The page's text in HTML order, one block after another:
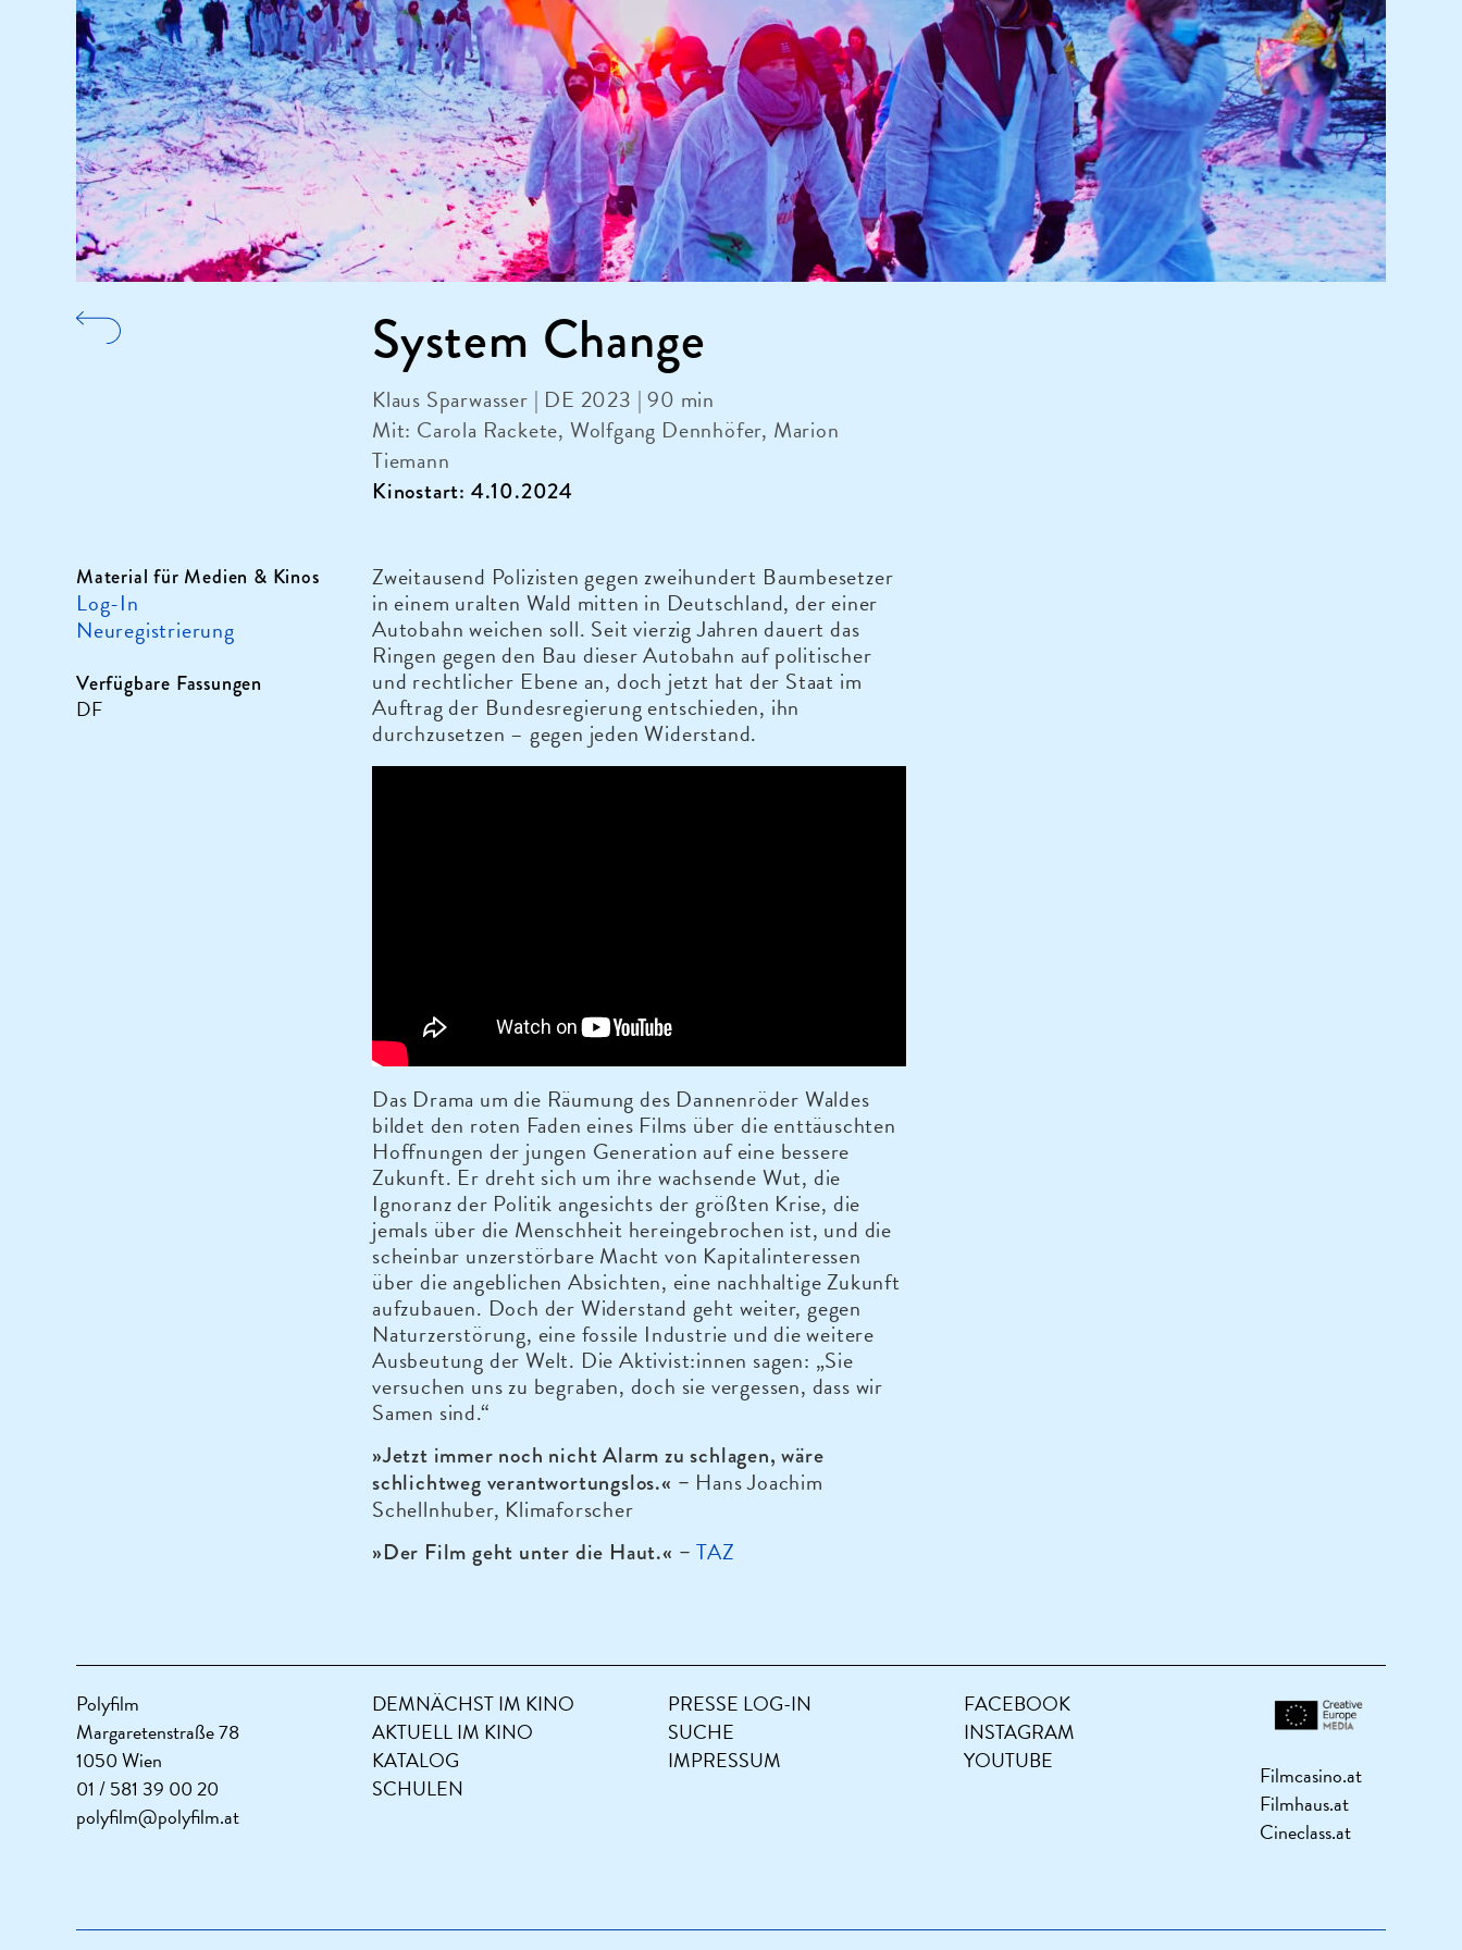
System Change
Klaus Sparwasser | DE 2023 | 90 min
Mit: Carola Rackete, Wolfgang Dennhöfer, Marion
Tiemann
Kinostart: 4.10.2024
Material für Medien & Kinos
Log-In
Neuregistrierung
Verfügbare Fassungen
DF
Zweitausend Polizisten gegen zweihundert Baumbesetzer
in einem uralten Wald mitten in Deutschland, der einer
Autobahn weichen soll. Seit vierzig Jahren dauert das
Ringen gegen den Bau dieser Autobahn auf politischer
und rechtlicher Ebene an, doch jetzt hat der Staat im
Auftrag der Bundesregierung entschieden, ihn
durchzusetzen – gegen jeden Widerstand.
Das Drama um die Räumung des Dannenröder Waldes
bildet den roten Faden eines Films über die enttäuschten
Hoffnungen der jungen Generation auf eine bessere
Zukunft. Er dreht sich um ihre wachsende Wut, die
Ignoranz der Politik angesichts der größten Krise, die
jemals über die Menschheit hereingebrochen ist, und die
scheinbar unzerstörbare Macht von Kapitalinteressen
über die angeblichen Absichten, eine nachhaltige Zukunft
aufzubauen. Doch der Widerstand geht weiter, gegen
Naturzerstörung, eine fossile Industrie und die weitere
Ausbeutung der Welt. Die Aktivist:innen sagen: „Sie
versuchen uns zu begraben, doch sie vergessen, dass wir
Samen sind.“
»Jetzt immer noch nicht Alarm zu schlagen, wäre
schlichtweg verantwortungslos.« – Hans Joachim
Schellnhuber, Klimaforscher
»Der Film geht unter die Haut.« –TAZ
Polyfilm
Margaretenstraße 78
1050 Wien
01 / 581 39 00 20
polyfilm@polyfilm.at
DEMNÄCHST IM KINO
AKTUELL IM KINO
KATALOG
SCHULEN
PRESSE LOG-IN
SUCHE
IMPRESSUM
FACEBOOK
INSTAGRAM
YOUTUBE
Filmcasino.at
Filmhaus.at
Cineclass.at